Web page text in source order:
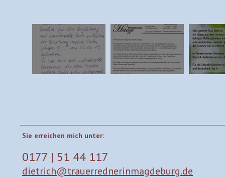
Sie erreichen mich unter:
0177 | 51 44 117
dietrich@trauerrednerinmagdeburg.de